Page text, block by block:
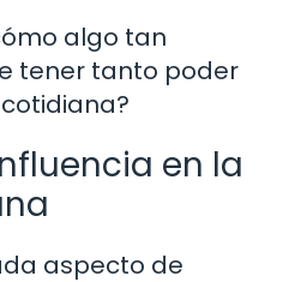
algo tan
tener tanto poder
en la
aspecto de